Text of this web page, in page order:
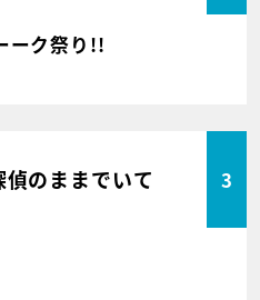
ーク祭り!!
偵のままでいて 3